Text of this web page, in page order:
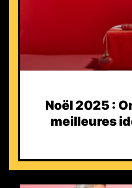
Noël 2025 :
meilleures